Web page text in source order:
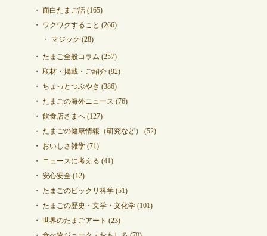
面白たまご話(165)
ワクワクすること (266)
マジック (28)
たまご全般コラム (257)
取材・掲載・ご紹介(92)
ちょっとつぶやき (386)
たまごの海外ニュース (76)
飲食店さまへ(127)
たまごの健康情報（研究など）
(52)
おいしさ雑学(71)
ニュースに考える (41)
安心安全(12)
たまごのビックリ科学(51)
たまごの歴史・文学・文化学(101)
世界のたまごアート (23)